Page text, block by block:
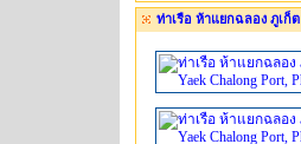
ท่าเรือ ห้าแยกฉลอง ภูเก็ต